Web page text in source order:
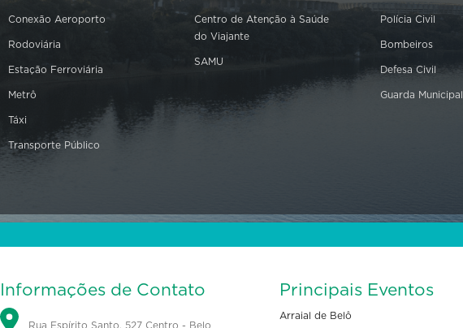
Conexão Aeroporto
Rodoviária
Estação Ferroviária
Metrô
Táxi
Transporte Público
Centro de Atenção à Saúde
do Viajante
SAMU
Polícia Civil
Bombeiros
Defesa Civil
Guarda Municipal
Informações de Contato
Rua Espírito Santo, 527 Centro - Belo
Principais Eventos
Arraial de Belô